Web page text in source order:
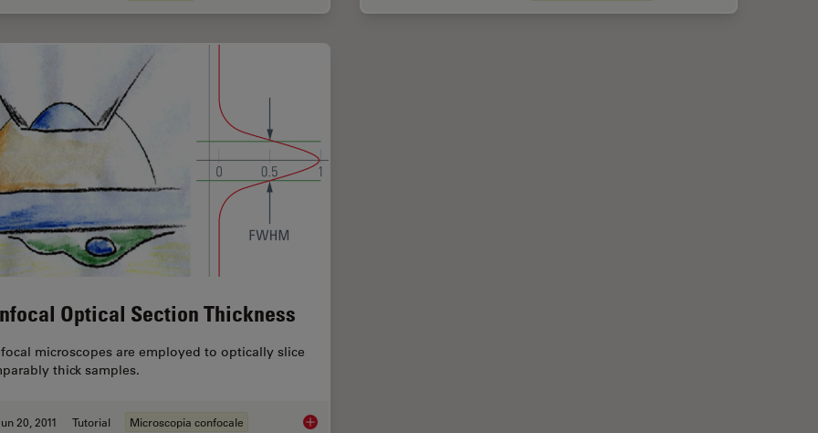
Optical Section Thickness
microscopes are employed to optically slice
thick samples.
20, 2011 Tutorial Microscopia confocale Confocal Optical Section Thickness